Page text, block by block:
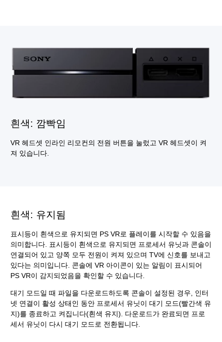
흰색: 깜빡임
VR 헤드셋 인라인 리모컨의 전원 버튼을 눌렀고 VR 헤드셋이 켜
져 있습니다.
흰색: 유지됨
표시등이 흰색으로 유지되면 PS VR로 플레이를 시작할 수 있음을
의미합니다. 표시등이 흰색으로 유지되면 프로세서 유닛과 콘솔이
연결되어 있고 양쪽 모두 전원이 켜져 있으며 TV에 신호를 보내고
있다는 의미입니다. 콘솔에 VR 아이콘이 있는 알림이 표시되어
PS VR이 감지되었음을 확인할 수 있습니다.
대기 모드일 때 파일을 다운로드하도록 콘솔이 설정된 경우, 인터
넷 연결이 활성 상태인 동안 프로세서 유닛이 대기 모드(빨간색 유
지)를 종료하고 켜집니다(흰색 유지). 다운로드가 완료되면 프로
세서 유닛이 다시 대기 모드로 전환됩니다.